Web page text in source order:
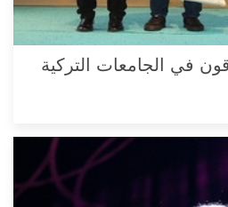
في الجامعات التركية